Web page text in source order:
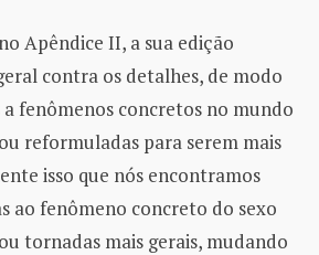
Apêndice II, a sua edição
contra os detalhes, de modo
a fenômenos concretos no mundo
reformuladas para serem mais
isso que nós encontramos
ao fenômeno concreto do sexo
tornadas mais gerais, mudando